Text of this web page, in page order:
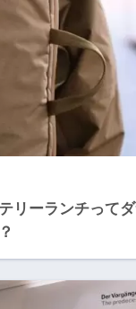
リーランチって